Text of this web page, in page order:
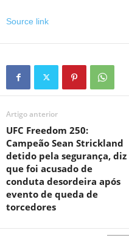
Source link
Artigo anterior
UFC Freedom 250:
Campeão Sean Strickland
detido pela segurança, diz
que foi acusado de
conduta desordeira após
evento de queda de
torcedores